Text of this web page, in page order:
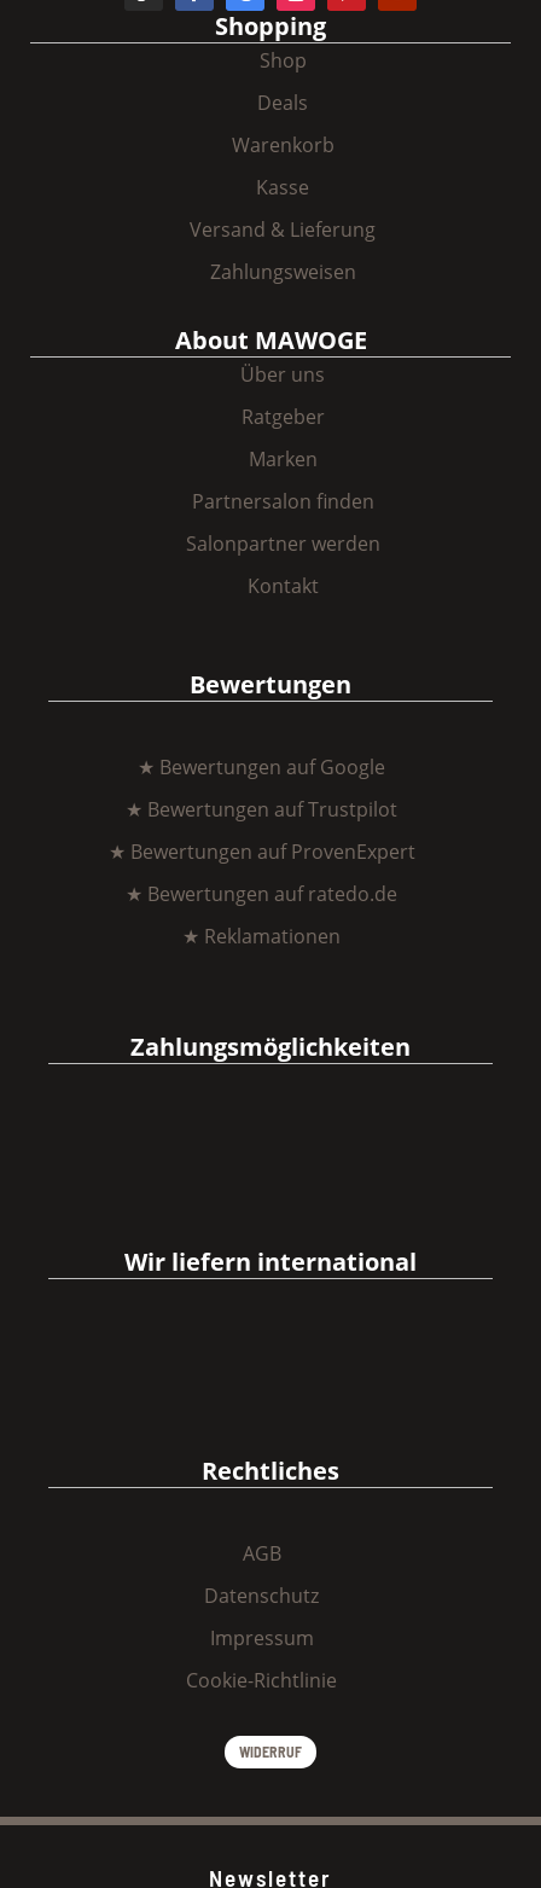
Shopping
Shop
Deals
Warenkorb
Kasse
Versand & Lieferung
Zahlungsweisen
About MAWOGE
Über uns
Ratgeber
Marken
Partnersalon finden
Salonpartner werden
Kontakt
Bewertungen
★ Bewertungen auf Google
★ Bewertungen auf Trustpilot
★ Bewertungen auf ProvenExpert
★ Bewertungen auf ratedo.de
★ Reklamationen
Zahlungsmöglichkeiten
Wir liefern international
Rechtliches
AGB
Datenschutz
Impressum
Cookie-Richtlinie
WIDERRUF
Newsletter